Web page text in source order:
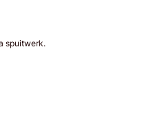
spuitwerk.